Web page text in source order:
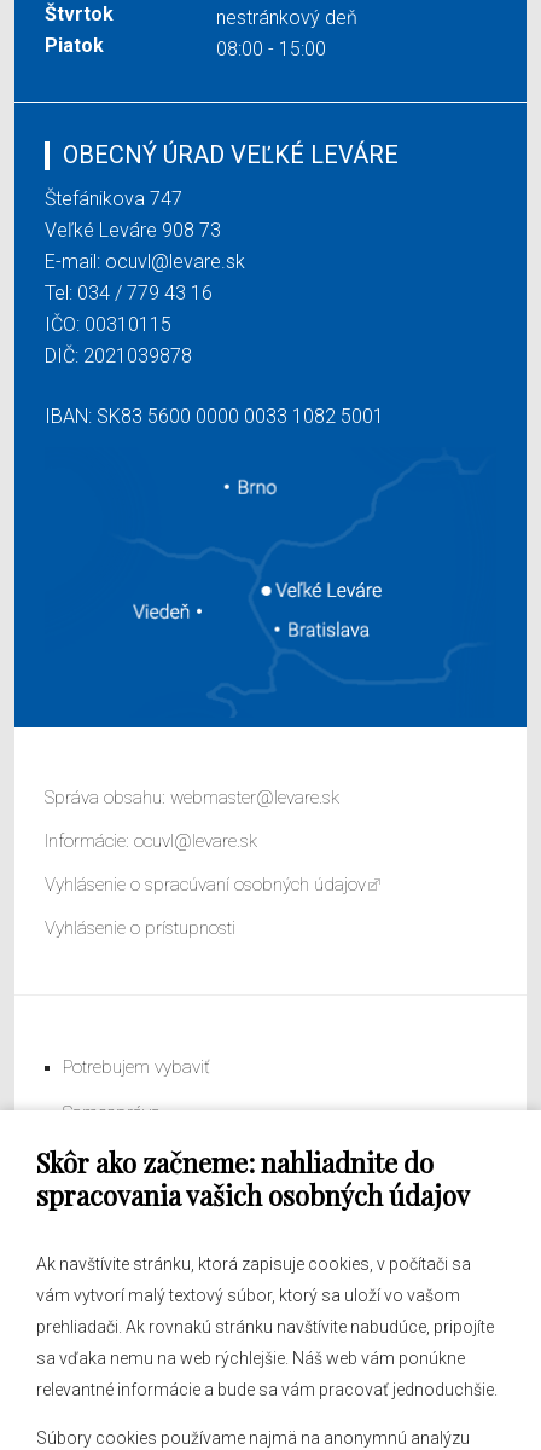
Skôr ako začneme: nahliadnite do
spracovania vašich osobných údajov
Ak navštívite stránku, ktorá zapisuje cookies, v počítači sa
vám vytvorí malý textový súbor, ktorý sa uloží vo vašom
prehliadači. Ak rovnakú stránku navštívite nabudúce, pripojíte
sa vďaka nemu na web rýchlejšie. Náš web vám ponúkne
relevantné informácie a bude sa vám pracovať jednoduchšie.
Súbory cookies používame najmä na anonymnú analýzu
Štvrtok
nestránkový deň
Piatok
08:00 - 15:00
OBECNÝ ÚRAD VEĽKÉ LEVÁRE
Štefánikova 747
Veľké Leváre 908 73
E-mail: ocuvl@levare.sk
Tel: 034 / 779 43 16
IČO: 00310115
DIČ: 2021039878
IBAN: SK83 5600 0000 0033 1082 5001
Správa obsahu: webmaster@levare.sk
Informácie: ocuvl@levare.sk
Vyhlásenie o spracúvaní osobných údajov
Vyhlásenie o prístupnosti
Potrebujem vybaviť
Samospráva
Obecný úrad
O obci
Hlásenia obecného rozhlasu